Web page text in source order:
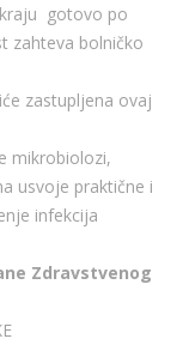
gotovo po
zahteva bolničko
zastupljena ovaj
mikrobiolozi,
usvoje praktične i
infekcija
Zdravstvenog